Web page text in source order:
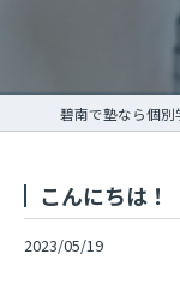
こんにちは！
2023/05/19